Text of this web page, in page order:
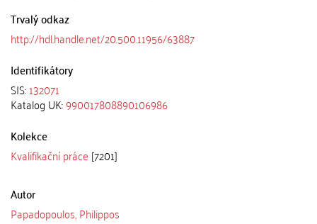
Trvalý odkaz
http://hdl.handle.net/20.500.11956/63887
Identifikátory
SIS:132071
Katalog UK:990017808890106986
Kolekce
Kvalifikační práce [7201]
Autor
Papadopoulos, Philippos